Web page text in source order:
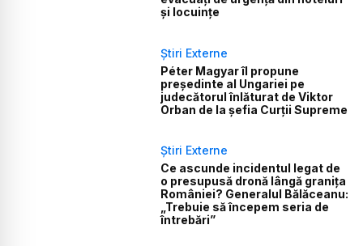
și locuințe
Știri Externe
Péter Magyar îl propune
președinte al Ungariei pe
judecătorul înlăturat de Viktor
Orban de la șefia Curții Supreme
Știri Externe
Ce ascunde incidentul legat de
o presupusă dronă lângă granița
României? Generalul Bălăceanu:
„Trebuie să începem seria de
întrebări”